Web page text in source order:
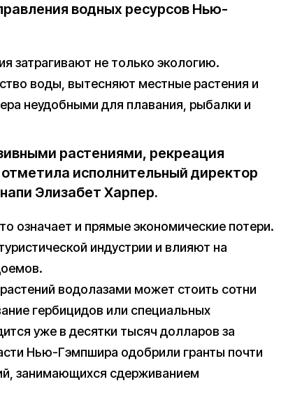
водных ресурсов Нью-
затрагивают не только экологию.
воды, вытесняют местные растения и
неудобными для плавания, рыбалки и
растениями, рекреация
исполнительный директор
Элизабет Харпер.
означает и прямые экономические потери.
индустрии и влияют на
водолазами может стоить сотни
гербицидов или специальных
уже в десятки тысяч долларов за
Нью-Гэмпшира одобрили гранты почти
занимающихся сдерживанием